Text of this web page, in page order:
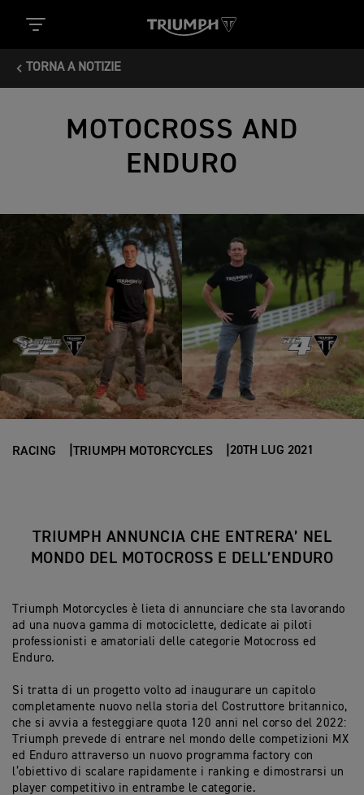
TORNA A NOTIZIE
MOTOCROSS AND
ENDURO
RACING TRIUMPH MOTORCYCLES 20TH LUG 2021
TRIUMPH ANNUNCIA CHE ENTRERA’ NEL
MONDO DEL MOTOCROSS E DELL’ENDURO
Triumph Motorcycles è lieta di annunciare che sta lavorando
ad una nuova gamma di motociclette, dedicate ai piloti
professionisti e amatoriali delle categorie Motocross ed
Enduro.
Si tratta di un progetto volto ad inaugurare un capitolo
completamente nuovo nella storia del Costruttore britannico,
che si avvia a festeggiare quota 120 anni nel corso del 2022:
Triumph prevede di entrare nel mondo delle competizioni MX
ed Enduro attraverso un nuovo programma factory con
l’obiettivo di scalare rapidamente i ranking e dimostrarsi un
player competitivo in entrambe le categorie.